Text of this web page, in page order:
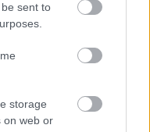
sent to
storage
on web or
sorsával
történet, amit